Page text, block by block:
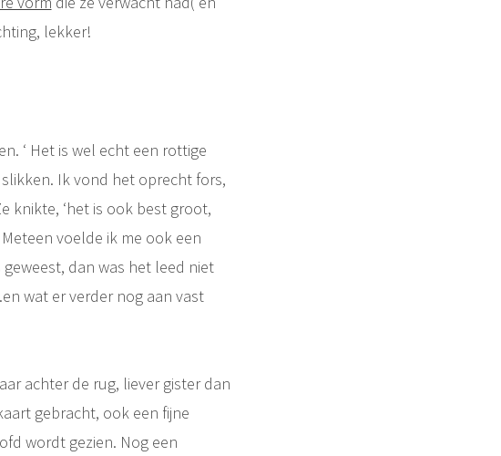
lekker!
‘ Het is wel echt een rottige
Ik vond het oprecht fors,
knikte, ‘het is ook best groot,
voelde ik me ook een
dan was het leed niet
wat er verder nog aan vast
achter de rug, liever gister dan
gebracht, ook een fijne
wordt gezien. Nog een